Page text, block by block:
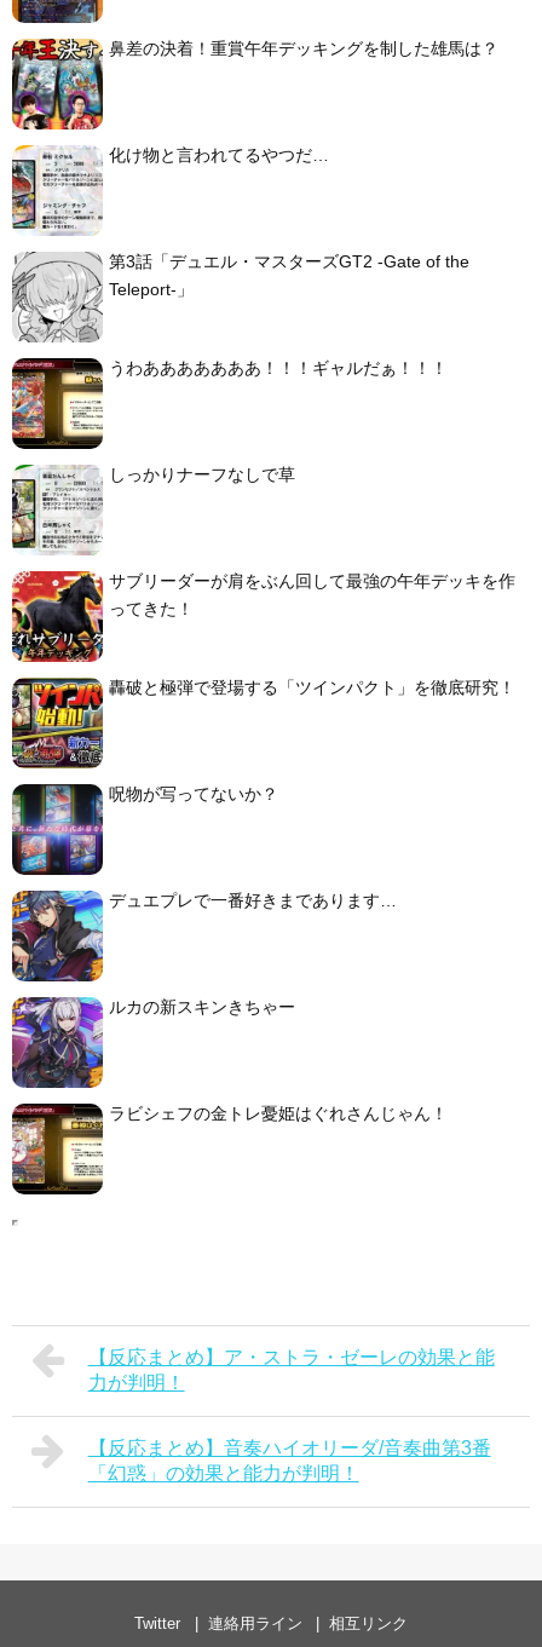
鼻差の決着！重賞午年デッキングを制した雄馬は？
化け物と言われてるやつだ…
第3話「デュエル・マスターズGT2 -Gate of the
Teleport-」
うわあああああああ！！！ギャルだぁ！！！
しっかりナーフなしで草
サブリーダーが肩をぶん回して最強の午年デッキを作
ってきた！
轟破と極弾で登場する「ツインパクト」を徹底研究！
呪物が写ってないか？
デュエプレで一番好きまであります…
ルカの新スキンきちゃー
ラビシェフの金トレ憂姫はぐれさんじゃん！
【反応まとめ】ア・ストラ・ゼーレの効果と能
力が判明！
【反応まとめ】音奏ハイオリーダ/音奏曲第3番
「幻惑」の効果と能力が判明！
Twitter 連絡用ライン 相互リンク